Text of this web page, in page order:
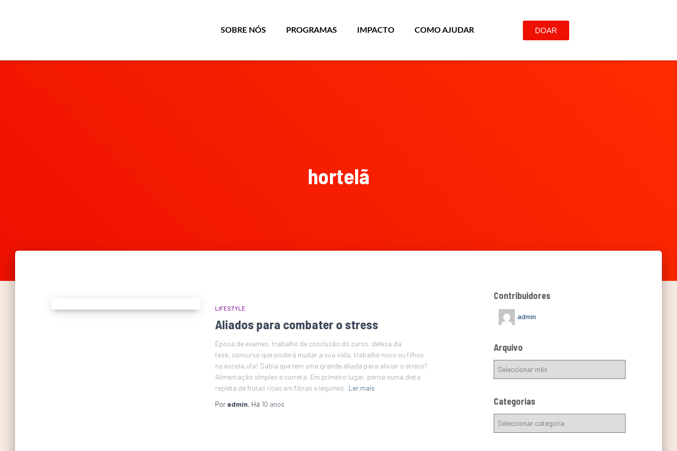
SOBRE NÓS PROGRAMAS IMPACTO COMO AJUDAR DOAR
hortelã
LIFESTYLE
Aliados para combater o stress
Época de exames, trabalho de conclusão do curso, defesa da
tese, concurso que poderá mudar a sua vida, trabalho novo ou filhos
na escola,ufa! Sabia que tem uma grande aliada para aliviar o stress?
Alimentação simples e correta. Em primeiro lugar, pense numa dieta
repleta de frutas ricas em fibras e legumes, Ler mais
Por admin, Há 10 anos
Contribuidores
admin
Arquivo
Categorias